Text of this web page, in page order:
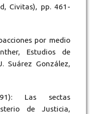
Civitas), pp. 461-
por medio
Estudios de
Suárez González,
Las sectas
de Justicia,